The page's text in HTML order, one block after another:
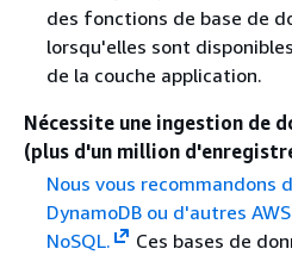
des fonctions de base de
lorsqu'elles sont
de la couche application.
Nécessite une ingestion de
(plus d'un million
Nous vous recommandons
DynamoDB ou d'autres
NoSQL.
Ces bases de